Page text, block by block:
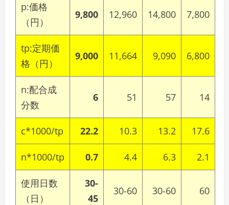
p:価格
（円）
9,800 12,960 14,800 7,800
tp:定期価
格（円）
9,000 11,664 9,090 6,800
n:配合成
分数
6 51 57 14
c*1000/tp 22.2 10.3 13.2 17.6
n*1000/tp 0.7 4.4 6.3 2.1
使用日数
（日）
30-
45
30-60 30-60 60